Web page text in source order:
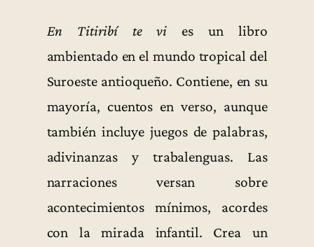
En Titiribí te vi es un libro
ambientado en el mundo tropical del
Suroeste antioqueño. Contiene, en su
mayoría, cuentos en verso, aunque
también incluye juegos de palabras,
adivinanzas y trabalenguas. Las
narraciones versan sobre
acontecimientos mínimos, acordes
con la mirada infantil. Crea un